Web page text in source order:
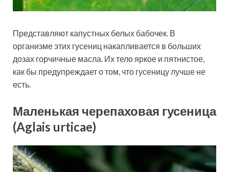
Представляют капустных белых бабочек. В
организме этих гусениц накапливается в больших
дозах горчичные масла. Их тело яркое и пятнистое,
как бы предупреждает о том, что гусеницу лучше не
есть.
Маленькая черепаховая гусеница
(Aglais urticae)